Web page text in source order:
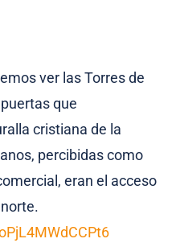
ver las Torres de
que
cristiana de la
percibidas como
eran el acceso